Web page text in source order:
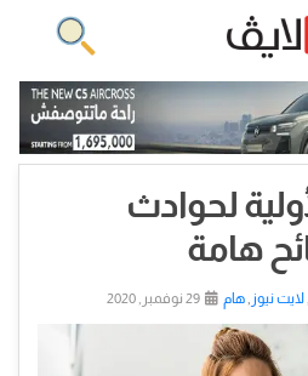
لحوادث
هامة
,لايت نيوز ,هام